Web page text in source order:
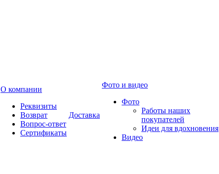
О компании
Реквизиты
Возврат
Вопрос-ответ
Сертификаты
Доставка
Фото и видео
Фото
Работы наших
покупателей
Идеи для вдохновения
Видео